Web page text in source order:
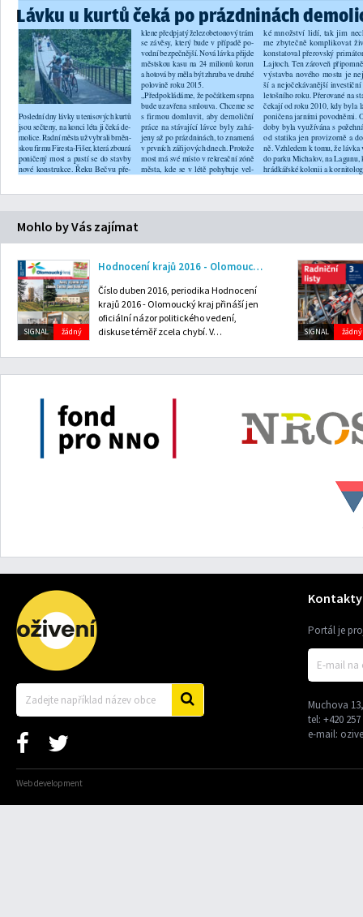
Mohlo by Vás zajímat
SIGNAL žádný
Hodnocení krajů 2016 - Olomoucký kraj: duben 2016
Číslo duben 2016, periodika Hodnocení
krajů 2016 - Olomoucký kraj přináší jen
oficiální názor politického vedení,
diskuse téměř zcela chybí. V…
SIGNAL žádný
Kontakty
Portál je
Muchova
tel: +420
e-mail:
Web development